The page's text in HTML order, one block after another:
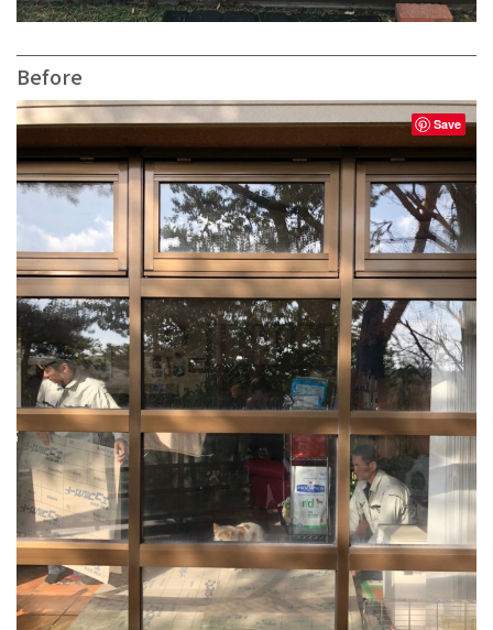
Before
Save